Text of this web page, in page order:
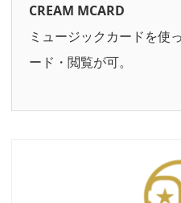
CREAM MCARD
ミュージックカードを使
ード・閲覧が可。